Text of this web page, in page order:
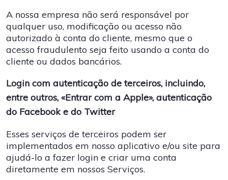
A nossa empresa não será responsável por
qualquer uso, modificação ou acesso não
autorizado à conta do cliente, mesmo que o
acesso fraudulento seja feito usando a conta do
cliente ou dados bancários.
Login com autenticação de terceiros, incluindo,
entre outros, «Entrar com a Apple», autenticação
do Facebook e do Twitter
Esses serviços de terceiros podem ser
implementados em nosso aplicativo e/ou site para
ajudá-lo a fazer login e criar uma conta
diretamente em nossos Serviços.